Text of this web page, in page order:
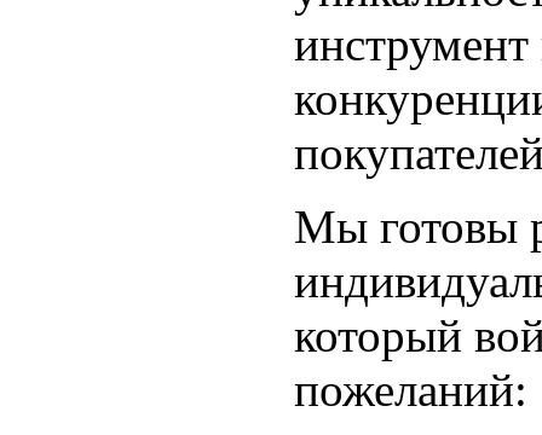
Мы готовы
который
пожеланий: